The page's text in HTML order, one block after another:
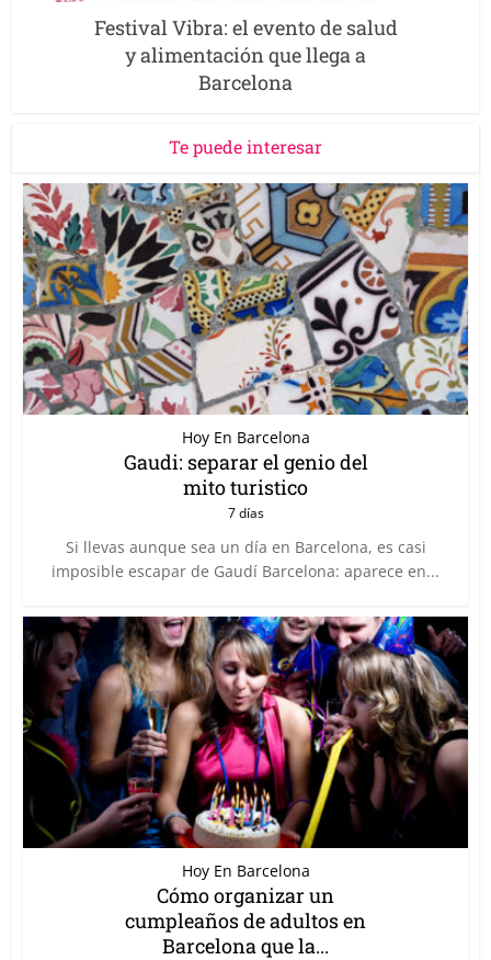
Festival Vibra: el evento de salud
y alimentación que llega a
Barcelona
Te puede interesar
Hoy En Barcelona
Gaudi: separar el genio del
mito turistico
7 días
Si llevas aunque sea un día en Barcelona, es casi
imposible escapar de Gaudí Barcelona: aparece en...
Hoy En Barcelona
Cómo organizar un
cumpleaños de adultos en
Barcelona que la...